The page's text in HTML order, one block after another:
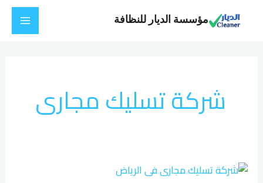
مؤسسة الديار للنظافة
Main
شركة تسليك مجارى
شركة